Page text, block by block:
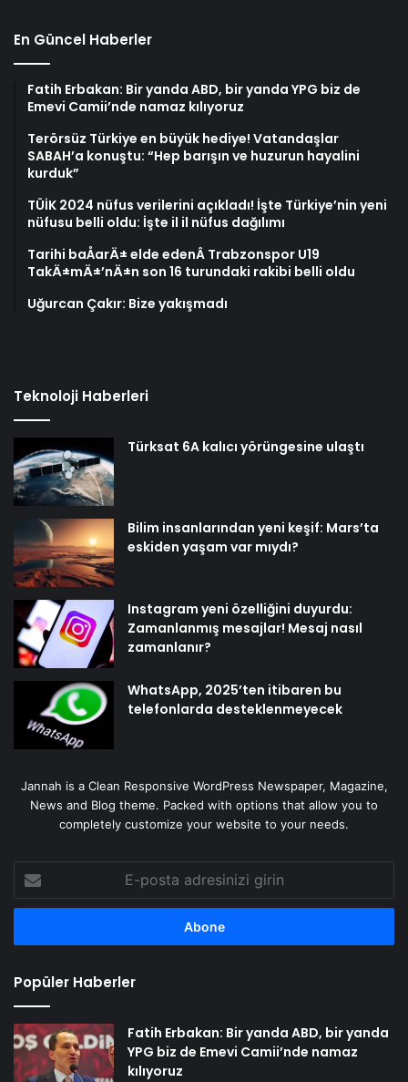
En Güncel Haberler
Fatih Erbakan: Bir yanda ABD, bir yanda YPG biz de
Emevi Camii’nde namaz kılıyoruz
Terörsüz Türkiye en büyük hediye! Vatandaşlar
SABAH’a konuştu: “Hep barışın ve huzurun hayalini
kurduk”
TÜİK 2024 nüfus verilerini açıkladı! İşte Türkiye’nin yeni
nüfusu belli oldu: İşte il il nüfus dağılımı
Tarihi baÅarÄ± elde edenÂ Trabzonspor U19
TakÄ±mÄ±’nÄ±n son 16 turundaki rakibi belli oldu
Uğurcan Çakır: Bize yakışmadı
Teknoloji Haberleri
Türksat 6A kalıcı yörüngesine ulaştı
Bilim insanlarından yeni keşif: Mars’ta
eskiden yaşam var mıydı?
Instagram yeni özelliğini duyurdu:
Zamanlanmış mesajlar! Mesaj nasıl
zamanlanır?
WhatsApp, 2025’ten itibaren bu
telefonlarda desteklenmeyecek
Jannah is a Clean Responsive WordPress Newspaper, Magazine,
News and Blog theme. Packed with options that allow you to
completely customize your website to your needs.
posta
adresinizi
Popüler Haberler
Fatih Erbakan: Bir yanda ABD, bir yanda
YPG biz de Emevi Camii’nde namaz
kılıyoruz